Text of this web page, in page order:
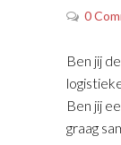
0
Ben jij
Ben jij
graag